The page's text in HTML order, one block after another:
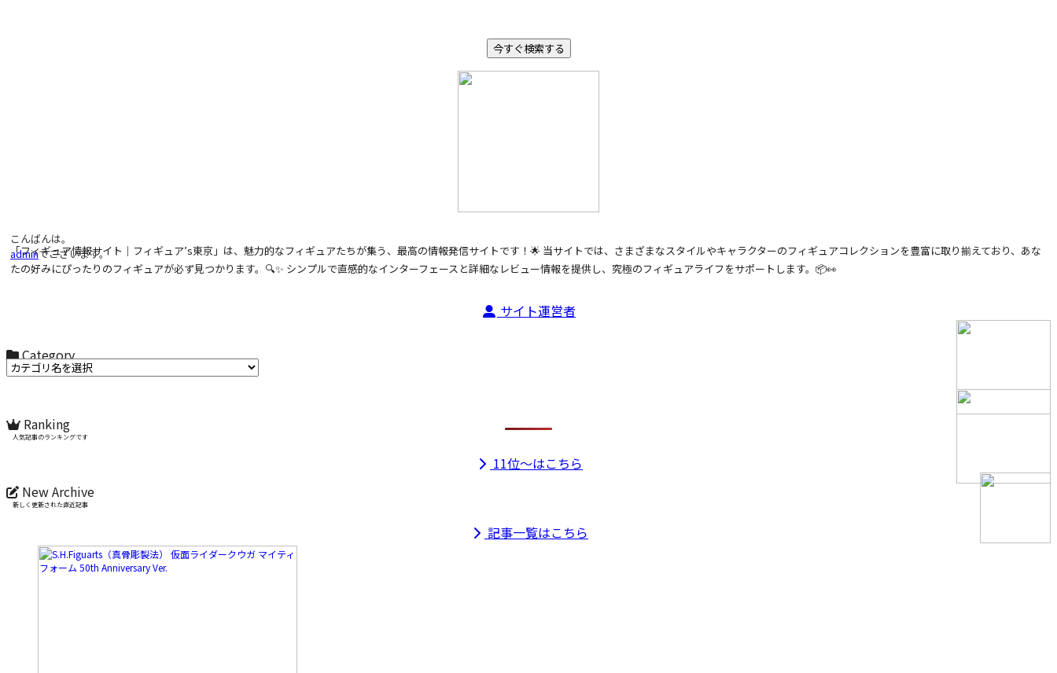
こんばんは。
adminでございます。
「フィギュア情報サイト｜フィギュア’s東京」は、魅力的なフィギュアたちが集う、最高の情報発信サイトです！🌟 当サイトでは、さまざまなスタイルやキャラクターのフィギュアコレクションを豊富に取り揃えており、あな
たの好みにぴったりのフィギュアが必ず見つかります。🔍✨ シンプルで直感的なインターフェースと詳細なレビュー情報を提供し、究極のフィギュアライフをサポートします。📦👀
サイト運営者
Category
カテゴリ名からお選びください
Ranking
人気記事のランキングです
11位～はこちら
New Archive
新しく更新された直近記事
記事一覧はこちら